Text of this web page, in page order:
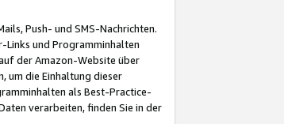
Push- und SMS-Nachrichten.
Links und Programminhalten
der Amazon-Website über
um die Einhaltung dieser
als Best-Practice-
verarbeiten, finden Sie in der